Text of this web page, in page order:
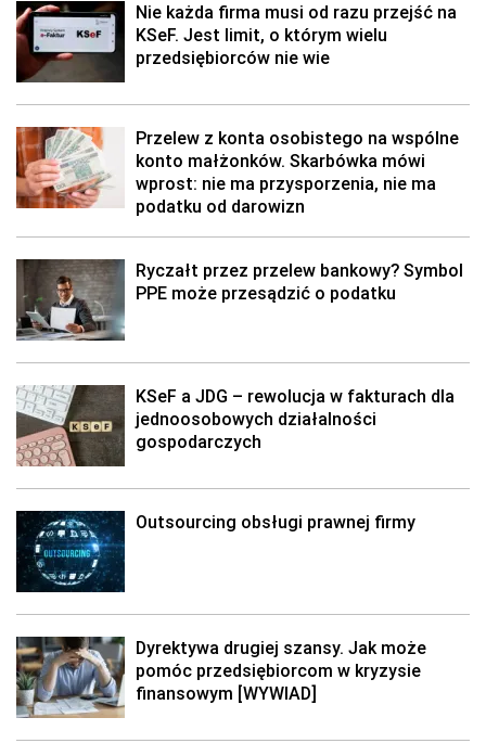
Nie każda firma musi od razu przejść na
KSeF. Jest limit, o którym wielu
przedsiębiorców nie wie
Przelew z konta osobistego na wspólne
konto małżonków. Skarbówka mówi
wprost: nie ma przysporzenia, nie ma
podatku od darowizn
Ryczałt przez przelew bankowy? Symbol
PPE może przesądzić o podatku
KSeF a JDG – rewolucja w fakturach dla
jednoosobowych działalności
gospodarczych
Outsourcing obsługi prawnej firmy
Dyrektywa drugiej szansy. Jak może
pomóc przedsiębiorcom w kryzysie
finansowym [WYWIAD]